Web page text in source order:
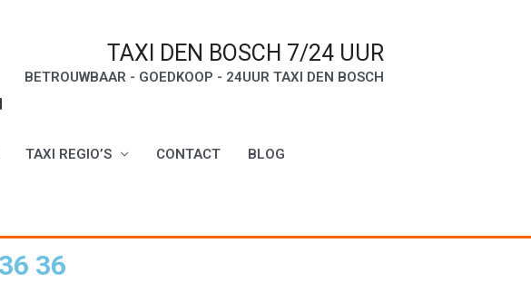
TAXI DEN BOSCH 7/24 UUR
BETROUWBAAR - GOEDKOOP - 24UUR TAXI DEN BOSCH
TAXI REGIO’S CONTACT BLOG
36